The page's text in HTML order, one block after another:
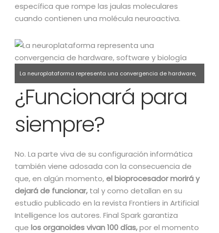
específica que rompe las jaulas moleculares
cuando contienen una molécula neuroactiva.
La neuroplataforma representa una convergencia de hardware,
software y biología.
¿Funcionará para
siempre?
No. La parte viva de su configuración informática
también viene adosada con la consecuencia de
que, en algún momento,el bioprocesador morirá y
dejará de funcionar, tal y como detallan en su
estudio publicado en la revista Frontiers in Artificial
Intelligence los autores. Final Spark garantiza
que los organoides vivan 100 días,por el momento